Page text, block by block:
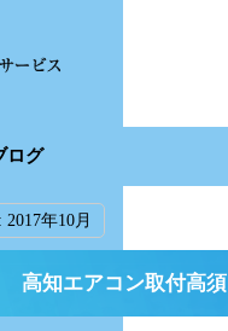
ログ
2017年10月
高知エアコン取付高須